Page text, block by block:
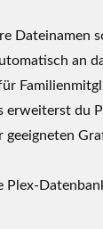
Dateinamen
an
du
geeigneten
Plex-